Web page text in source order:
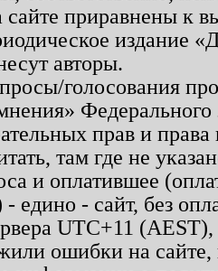
приравнены к
издание
авторы.
голосования
прав и
там где не
и оплатившее
едино - сайт, без
UTC+11
ошибки на